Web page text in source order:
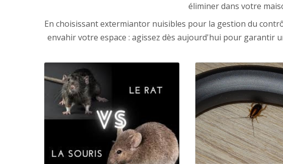
éliminer dans votre
En choisissant extermiantor nuisibles pour la gestion du
envahir votre espace : agissez dès aujourd'hui pour